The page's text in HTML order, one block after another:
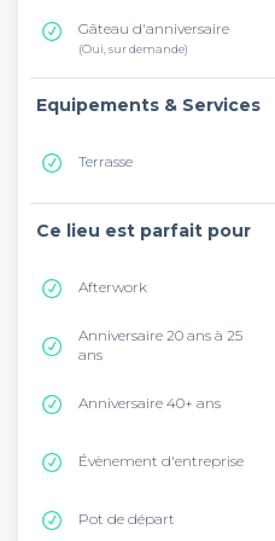
Gâteau d'anniversaire
(Oui, sur demande)
Equipements & Services
Terrasse
Ce lieu est parfait pour
Afterwork
Anniversaire 20 ans à 25
ans
Anniversaire 40+ ans
Évènement d'entreprise
Pot de départ